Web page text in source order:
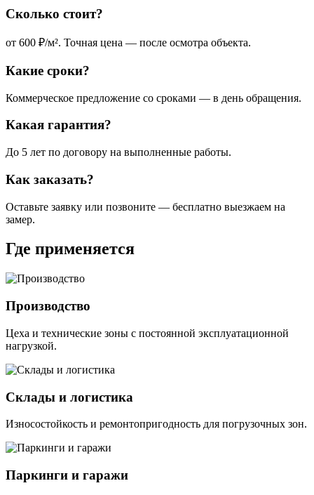
Сколько стоит?
от 600 ₽/м². Точная цена — после осмотра объекта.
Какие сроки?
Коммерческое предложение со сроками — в день обращения.
Какая гарантия?
До 5 лет по договору на выполненные работы.
Как заказать?
Оставьте заявку или позвоните — бесплатно выезжаем на
замер.
Где применяется
Производство
Цеха и технические зоны с постоянной эксплуатационной
нагрузкой.
Склады и логистика
Износостойкость и ремонтопригодность для погрузочных зон.
Паркинги и гаражи